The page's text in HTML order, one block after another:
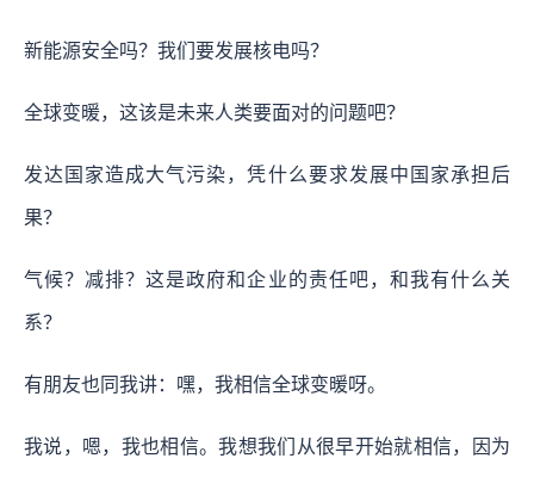
新能源安全吗？我们要发展核电吗？
全球变暖，这该是未来人类要面对的问题吧？
发达国家造成大气污染，凭什么要求发展中国家承担后
果？
气候？减排？这是政府和企业的责任吧，和我有什么关
系？
有朋友也同我讲：嘿，我相信全球变暖呀。
我说，嗯，我也相信。我想我们从很早开始就相信，因为